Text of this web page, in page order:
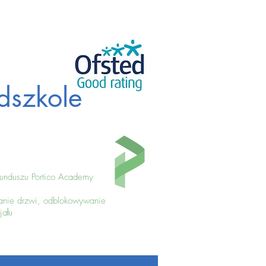
Portico Academy
drzwi, odblokowywanie